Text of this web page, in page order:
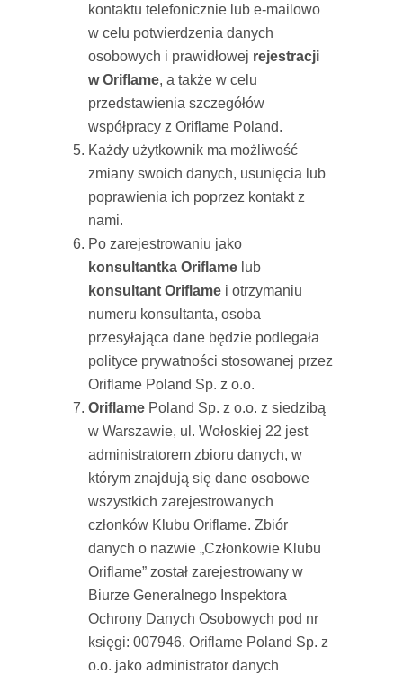
kontaktu telefonicznie lub e-mailowo
w celu potwierdzenia danych
osobowych i prawidłowej rejestracji
w Oriflame, a także w celu
przedstawienia szczegółów
współpracy z Oriflame Poland.
Każdy użytkownik ma możliwość
zmiany swoich danych, usunięcia lub
poprawienia ich poprzez kontakt z
nami.
Po zarejestrowaniu jako
konsultantka Oriflame lub
konsultant Oriflame i otrzymaniu
numeru konsultanta, osoba
przesyłająca dane będzie podlegała
polityce prywatności stosowanej przez
Oriflame Poland Sp. z o.o.
Oriflame Poland Sp. z o.o. z siedzibą
w Warszawie, ul. Wołoskiej 22 jest
administratorem zbioru danych, w
którym znajdują się dane osobowe
wszystkich zarejestrowanych
członków Klubu Oriflame. Zbiór
danych o nazwie „Członkowie Klubu
Oriflame” został zarejestrowany w
Biurze Generalnego Inspektora
Ochrony Danych Osobowych pod nr
księgi: 007946. Oriflame Poland Sp. z
o.o. jako administrator danych